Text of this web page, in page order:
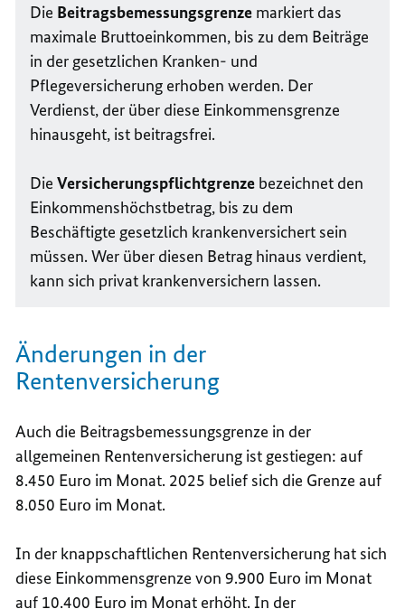
Die Beitragsbemessungsgrenze markiert das
maximale Bruttoeinkommen, bis zu dem Beiträge
in der gesetzlichen Kranken- und
Pflegeversicherung erhoben werden. Der
Verdienst, der über diese Einkommensgrenze
hinausgeht, ist beitragsfrei.
DieVersicherungspflichtgrenze bezeichnet den
Einkommenshöchstbetrag, bis zu dem
Beschäftigte gesetzlich krankenversichert sein
müssen. Wer über diesen Betrag hinaus verdient,
kann sich privat krankenversichern lassen.
Änderungen in der
Rentenversicherung
Auch die Beitragsbemessungsgrenze in der
allgemeinen Rentenversicherung ist gestiegen: auf
8.450 Euro im Monat. 2025 belief sich die Grenze auf
8.050 Euro im Monat.
In der knappschaftlichen Rentenversicherung hat sich
diese Einkommensgrenze von 9.900 Euro im Monat
auf 10.400 Euro im Monat erhöht. In der